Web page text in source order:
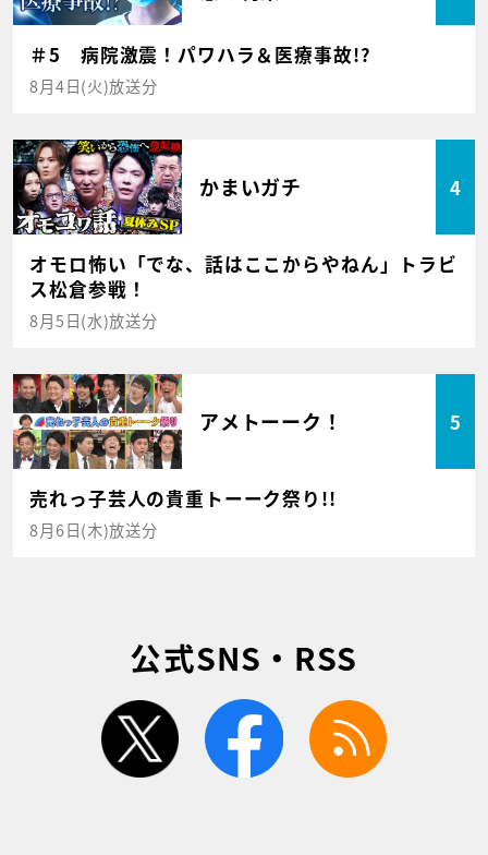
＃5 病院激震！パワハラ＆医療事故!?
8月4日(火)放送分
かまいガチ 4
オモロ怖い「でな、話はここからやねん」トラビ
ス松倉参戦！
8月5日(水)放送分
アメトーーク！ 5
売れっ子芸人の貴重トーーク祭り!!
8月6日(木)放送分
公式SNS・RSS
twitter facebook